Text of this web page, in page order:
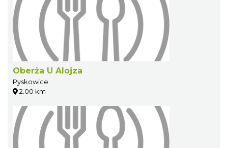
Oberża U Alojza
Pyskowice
2.00 km